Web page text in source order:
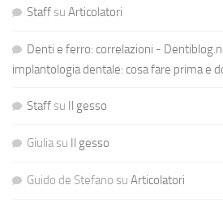
Staffsu Articolatori
Denti e ferro: correlazioni -
implantologia dentale: cosa fare prima e
Staffsu Il gesso
Giuliasu Il gesso
Guido de Stefano su Articolatori